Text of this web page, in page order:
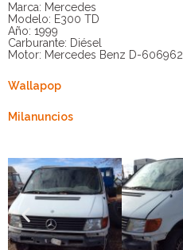
Marca: Mercedes
Modelo: E300 TD
Año: 1999
Carburante: Diésel
Motor: Mercedes Benz D-606962
Wallapop
Milanuncios